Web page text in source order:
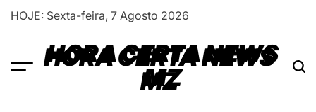
Skip
HOJE: Sexta-feira, 7 Agosto 2026
HORA CERTA NEWS
MZ